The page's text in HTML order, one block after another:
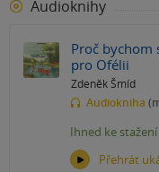
Audioknihy
Proč bychom
pro Ofélii
Zdeněk Šmíd
Audiokniha
Přehrát
Ihned ke stažení